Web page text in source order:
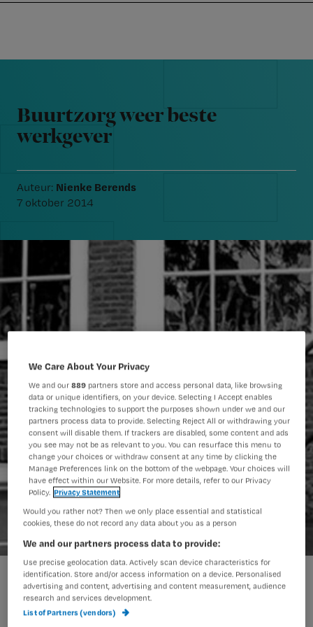
navigation
content
Nursing
Buurtzorg weer beste werkgever
Buurtzorg weer beste
werkgever
Auteur: Nienke Berends
7 oktober 2014
We Care About Your Privacy
We and our889 partners store and access personal data, like browsing
data or unique identifiers, on your device. Selecting I Accept enables
tracking technologies to support the purposes shown under we and our
partners process data to provide. Selecting Reject All or withdrawing your
consent will disable them. If trackers are disabled, some content and ads
you see may not be as relevant to you. You can resurface this menu to
change your choices or withdraw consent at any time by clicking the
Manage Preferences link on the bottom of the webpage. Your choices will
have effect within our Website. For more details, refer to our Privacy
Policy. Privacy Statement
Would you rather not? Then we only place essential and statistical
cookies, these do not record any data about you as a person
We and our partners process data to provide:
Use precise geolocation data. Actively scan device characteristics for
identification. Store and/or access information on a device. Personalised
advertising and content, advertising and content measurement, audience
research and services development.
List of Partners (vendors)